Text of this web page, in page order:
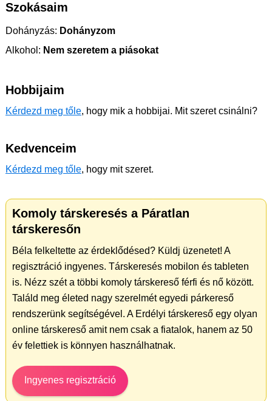
Szokásaim
Dohányzás: Dohányzom
Alkohol: Nem szeretem a piásokat
Hobbijaim
Kérdezd meg tőle, hogy mik a hobbijai. Mit szeret csinálni?
Kedvenceim
Kérdezd meg tőle, hogy mit szeret.
Komoly társkeresés a Páratlan
társkeresőn
Béla felkeltette az érdeklődésed? Küldj üzenetet! A
regisztráció ingyenes. Társkeresés mobilon és tableten
is. Nézz szét a többi komoly társkereső férfi és nő között.
Találd meg életed nagy szerelmét egyedi párkereső
rendszerünk segítségével. A Erdélyi társkereső egy olyan
online társkereső amit nem csak a fiatalok, hanem az 50
év felettiek is könnyen használhatnak.
Ingyenes regisztráció